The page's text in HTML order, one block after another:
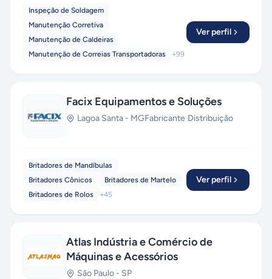
Inspeção de Soldagem
Manutenção Corretiva
Manutenção de Caldeiras
Manutenção de Correias Transportadoras
+99
Ver perfil
Facix Equipamentos e Soluções
Lagoa Santa - MGFabricante·Distribuição
Britadores de Mandíbulas
Britadores Cônicos
Britadores de Martelo
Britadores de Rolos
+45
Ver perfil
Atlas Indústria e Comércio de
Máquinas e Acessórios
São Paulo - SP